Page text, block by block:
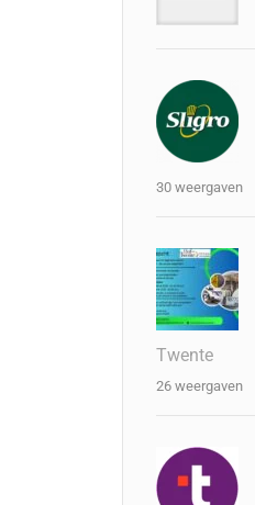
30 weergaven
Twente
26 weergaven